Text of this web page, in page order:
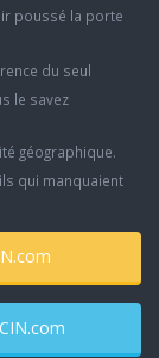
poussé la porte
du seul
le savez
géographique.
qui manquaient